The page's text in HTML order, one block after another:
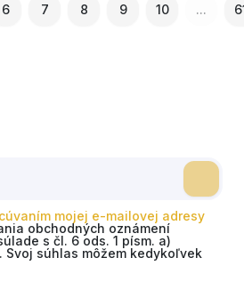
6 7 8 9 10 ...
mojej e-mailovej adresy
obchodných oznámení
s čl. 6 ods. 1 písm. a)
Svoj súhlas môžem kedykoľvek